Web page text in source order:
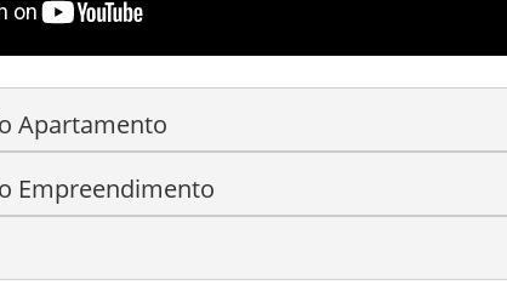
Apartamento
com ofurô perlogato
Empreendimento